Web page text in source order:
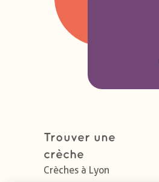
Trouver une
crèche
Crèches à Lyon